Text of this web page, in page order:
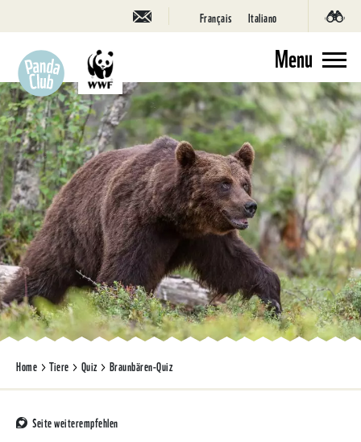
Français Italiano
Menu
Home Tiere Quiz Braunbären-Quiz
Seite weiterempfehlen